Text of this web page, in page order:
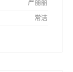
严丽丽
常洁